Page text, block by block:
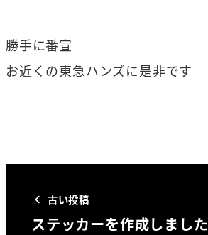
勝手に番宣
お近くの東急ハンズに是非です
古い投稿
ステッカーを作成しました